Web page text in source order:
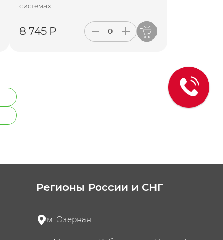
системах
8 745 Р
Регионы России и СНГ
м. Озерная